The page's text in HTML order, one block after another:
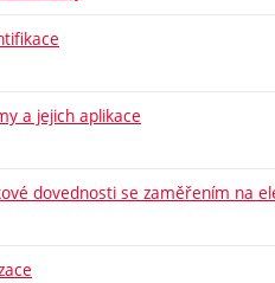
a jejich aplikace
dovednosti se zaměřením na